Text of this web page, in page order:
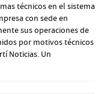
técnicos en el sistema
con sede en
sus operaciones de
por motivos técnicos
Noticias. Un